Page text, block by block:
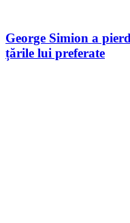
George Simion a
țările lui preferate